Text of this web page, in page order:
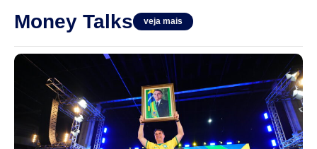
Money Talks veja mais